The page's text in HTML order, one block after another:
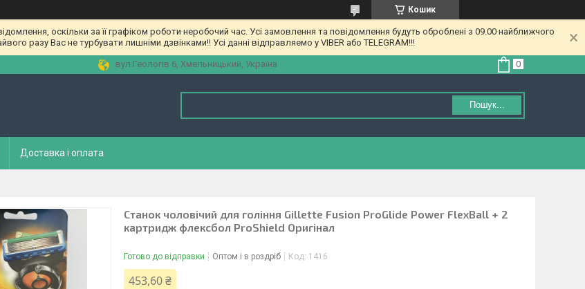
Кошик
оскільки за її графіком роботи неробочий час. Усі замовлення та повідомлення будуть оброблені з 09.00 найближчого
разу Вас не турбувати лишніми дзвінками!! Усі данні відправляемо у VIBER або TELEGRAM!!!
вул.Геологів 6, Хмельницький, Україна
Пошук...
Доставка і оплата
Станок чоловічий для гоління Gillette Fusion ProGlide Power FlexBall + 2
картридж флексбол ProShield Оригінал
Готово до відправки Оптом і в роздріб Код: 1416
453,60 ₴